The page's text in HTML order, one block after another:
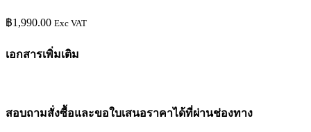
฿1,990.00 Exc VAT
เอกสารเพิ่มเติม
สอบถามสั่งซื้อและขอใบเสนอราคาได้ที่ผ่านช่องทาง